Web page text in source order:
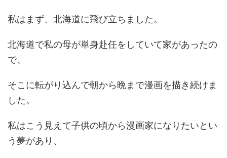
私はまず、北海道に飛び立ちました。
北海道で私の母が単身赴任をしていて家があったの
で、
そこに転がり込んで朝から晩まで漫画を描き続けま
した。
私はこう見えて子供の頃から漫画家になりたいとい
う夢があり、